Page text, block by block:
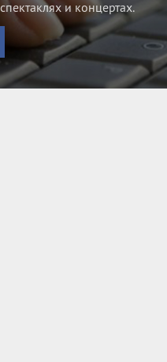
и концертах.